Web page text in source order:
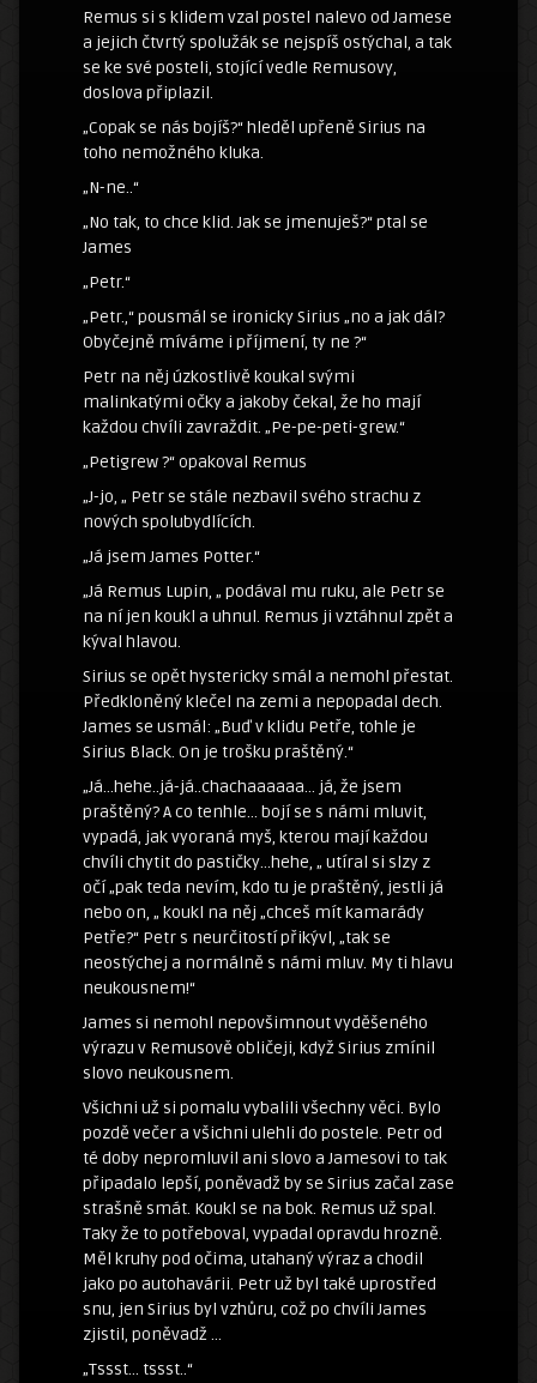
Remus si s klidem vzal postel nalevo od Jamese
a jejich čtvrtý spolužák se nejspíš ostýchal, a tak
se ke své posteli, stojící vedle Remusovy,
doslova připlazil.
„Copak se nás bojíš?“ hleděl upřeně Sirius na
toho nemožného kluka.
„N-ne..“
„No tak, to chce klid. Jak se jmenuješ?“ ptal se
James
„Petr.“
„Petr.,“ pousmál se ironicky Sirius „no a jak dál?
Obyčejně míváme i příjmení, ty ne ?“
Petr na něj úzkostlivě koukal svými
malinkatými očky a jakoby čekal, že ho mají
každou chvíli zavraždit. „Pe-pe-peti-grew.“
„Petigrew ?“ opakoval Remus
„J-jo, „ Petr se stále nezbavil svého strachu z
nových spolubydlících.
„Já jsem James Potter.“
„Já Remus Lupin, „ podával mu ruku, ale Petr se
na ní jen koukl a uhnul. Remus ji vztáhnul zpět a
kýval hlavou.
Sirius se opět hystericky smál a nemohl přestat.
Předkloněný klečel na zemi a nepopadal dech.
James se usmál: „Buď v klidu Petře, tohle je
Sirius Black. On je trošku praštěný.“
„Já…hehe..já-já..chachaaaaaa… já, že jsem
praštěný? A co tenhle… bojí se s námi mluvit,
vypadá, jak vyoraná myš, kterou mají každou
chvíli chytit do pastičky…hehe, „ utíral si slzy z
očí „pak teda nevím, kdo tu je praštěný, jestli já
nebo on, „ koukl na něj „chceš mít kamarády
Petře?“ Petr s neurčitostí přikývl, „tak se
neostýchej a normálně s námi mluv. My ti hlavu
neukousnem!“
James si nemohl nepovšimnout vyděšeného
výrazu v Remusově obličeji, když Sirius zmínil
slovo neukousnem.
Všichni už si pomalu vybalili všechny věci. Bylo
pozdě večer a všichni ulehli do postele. Petr od
té doby nepromluvil ani slovo a Jamesovi to tak
připadalo lepší, poněvadž by se Sirius začal zase
strašně smát. Koukl se na bok. Remus už spal.
Taky že to potřeboval, vypadal opravdu hrozně.
Měl kruhy pod očima, utahaný výraz a chodil
jako po autohavárii. Petr už byl také uprostřed
snu, jen Sirius byl vzhůru, což po chvíli James
zjistil, poněvadž …
„Tssst… tssst..“